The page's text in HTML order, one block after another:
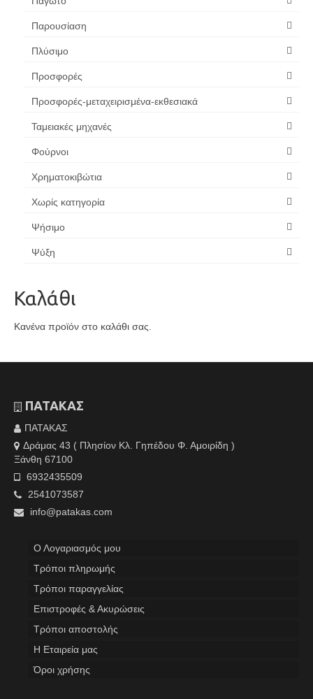
Παρουσίαση
Πλύσιμο
Προσφορές
Προσφορές-μεταχειρισμένα-εκθεσιακά
Ταμειακές μηχανές
Φούρνοι
Χρηματοκιβώτια
Χωρίς κατηγορία
Ψήσιμο
Ψύξη
Καλάθι
Κανένα προϊόν στο καλάθι σας.
ΠΑΤΑΚΑΣ
ΠΑΤΑΚΑΣ
Δράμας 43 ( Πλησίον Κλ. Γηπέδου Φ. Αμοιρίδη )
Ξάνθη 67100
6932435509
2541073587
info@patakas.com
Ο Λογαριασμός μου
Tρόποι πληρωμής
Τρόποι παραγγελίας
Επιστροφές & Ακυρώσεις
Τρόποι αποστολής
Η Εταιρεία μας
Όροι χρήσης